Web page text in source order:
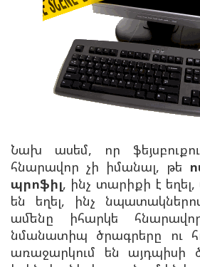
Նախ ասեմ, որ
հնարավոր չի իմանալ, թե
պրոֆիլ, ինչ տարիքի է եղել,
են եղել, ինչ
ամենը իհարկե
նմանատիպ ծրագրերը ու
առաջարկում են այդպիսի